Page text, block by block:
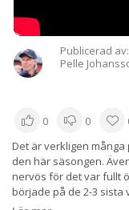
Publicerad av:
Pelle
0 0
Det är verkligen
den här säsongen.
nervös för det var fullt
började på de 2-3 sista
han totalt tvåa i serien.